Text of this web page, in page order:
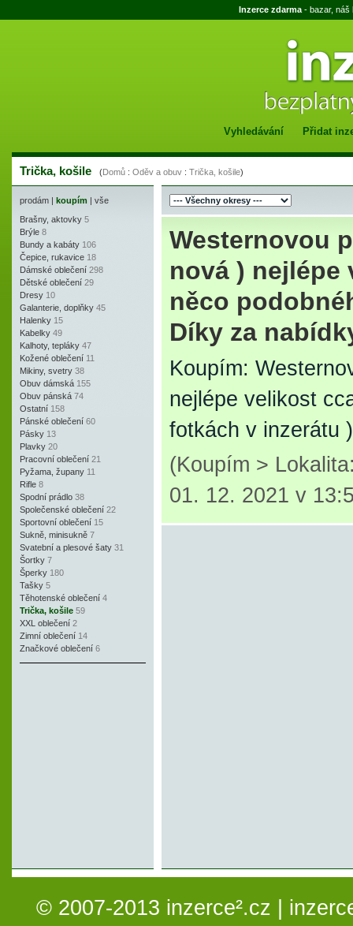
Inzerce zdarma - bazar, náš
Vyhledávání Přidat
Trička, košile (Domů : Oděv a obuv : Trička, košile)
prodám | koupím | vše
Brašny, aktovky 5
Brýle 8
Bundy a kabáty 106
Čepice, rukavice 18
Dámské oblečení 298
Dětské oblečení 29
Dresy 10
Galanterie, doplňky 45
Halenky 15
Kabelky 49
Kalhoty, tepláky 47
Kožené oblečení 11
Mikiny, svetry 38
Obuv dámská 155
Obuv pánská 74
Ostatní 158
Pánské oblečení 60
Pásky 13
Plavky 20
Pracovní oblečení 21
Pyžama, župany 11
Rifle 8
Spodní prádlo 38
Společenské oblečení 22
Sportovní oblečení 15
Sukně, minisukně 7
Svatební a plesové šaty 31
Šortky 7
Šperky 180
Tašky 5
Těhotenské oblečení 4
Trička, košile 59
XXL oblečení 2
Zimní oblečení 14
Značkové oblečení 6
Westernovou
nová ) nejlépe
něco
Díky za
Koupím:
nejlépe velikost
fotkách v inzerátu
(Koupím >
01. 12. 2021 v
© 2007-2013 inzerce².cz |